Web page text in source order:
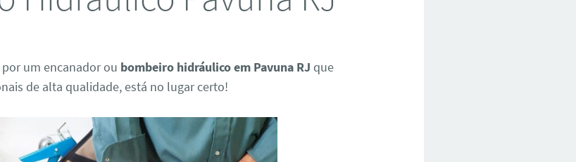
um encanador ou bombeiro hidráulico em Pavuna RJ que
de alta qualidade, está no lugar certo!